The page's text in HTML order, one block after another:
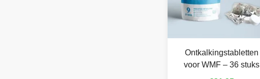
Ontkalkingstabletten
voor WMF – 36 stuks